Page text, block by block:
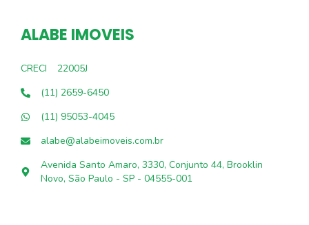
ALABE IMOVEIS
CRECI
22005J
(11) 2659-6450
(11) 95053-4045
alabe@alabeimoveis.com.br
Avenida Santo Amaro, 3330, Conjunto 44, Brooklin
Novo, São Paulo - SP - 04555-001